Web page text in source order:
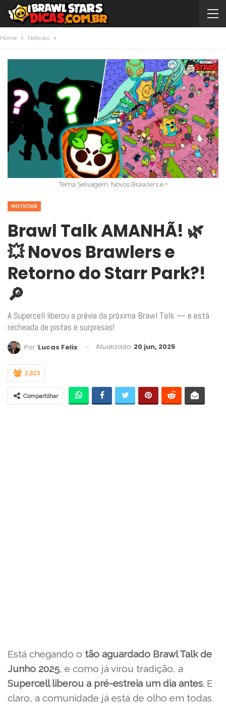
Home Noticias
Tema Selvagem, Novos Brawlers e +
NOTICIAS
Brawl Talk AMANHÃ! 🌿
💥 Novos Brawlers e
Retorno do Starr Park?!
🔎
A Supercell liberou a prévia da próxima Brawl Talk — e está
recheada de pistas e surpresas!
Por Lucas Felix Atualizado 20 jun, 2025
2,823
Compartilhar
Está chegando o tão aguardado Brawl Talk de
Junho 2025, e como já virou tradição, a
Supercell liberou a pré-estreia um dia antes. E
claro, a comunidade já está de olho em todas